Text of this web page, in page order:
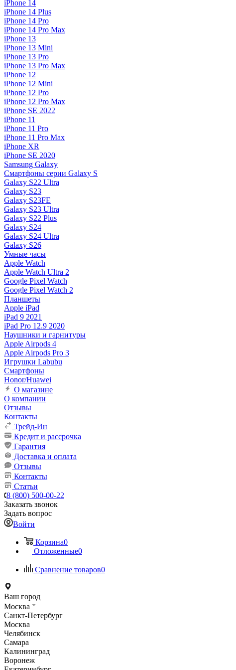
iPhone 14
iPhone 14 Plus
iPhone 14 Pro
iPhone 14 Pro Max
iPhone 13
iPhone 13 Mini
iPhone 13 Pro
iPhone 13 Pro Max
iPhone 12
iPhone 12 Mini
iPhone 12 Pro
iPhone 12 Pro Max
iPhone SE 2022
iPhone 11
iPhone 11 Pro
iPhone 11 Pro Max
iPhone XR
iPhone SE 2020
Samsung Galaxy
Смартфоны серии Galaxy S
Galaxy S22 Ultra
Galaxy S23
Galaxy S23FE
Galaxy S23 Ultra
Galaxy S22 Plus
Galaxy S24
Galaxy S24 Ultra
Galaxy S26
Умные часы
Apple Watch
Apple Watch Ultra 2
Google Pixel Watch
Google Pixel Watch 2
Планшеты
Apple iPad
iPad 9 2021
iPad Pro 12.9 2020
Наушники и гарнитуры
Apple Airpods 4
Apple Airpods Pro 3
Игрушки Labubu
Смартфоны
Honor/Huawei
О магазине
О компании
Отзывы
Контакты
Трейд-Ин
Кредит и рассрочка
Гарантия
Доставка и оплата
Отзывы
Контакты
Статьи
8 (800) 500-00-22
Заказать звонок
Задать вопрос
Войти
Корзина0
Отложенные0
Сравнение товаров0
Ваш город
Москва
Санкт-Петербург
Москва
Челябинск
Самара
Калининград
Воронеж